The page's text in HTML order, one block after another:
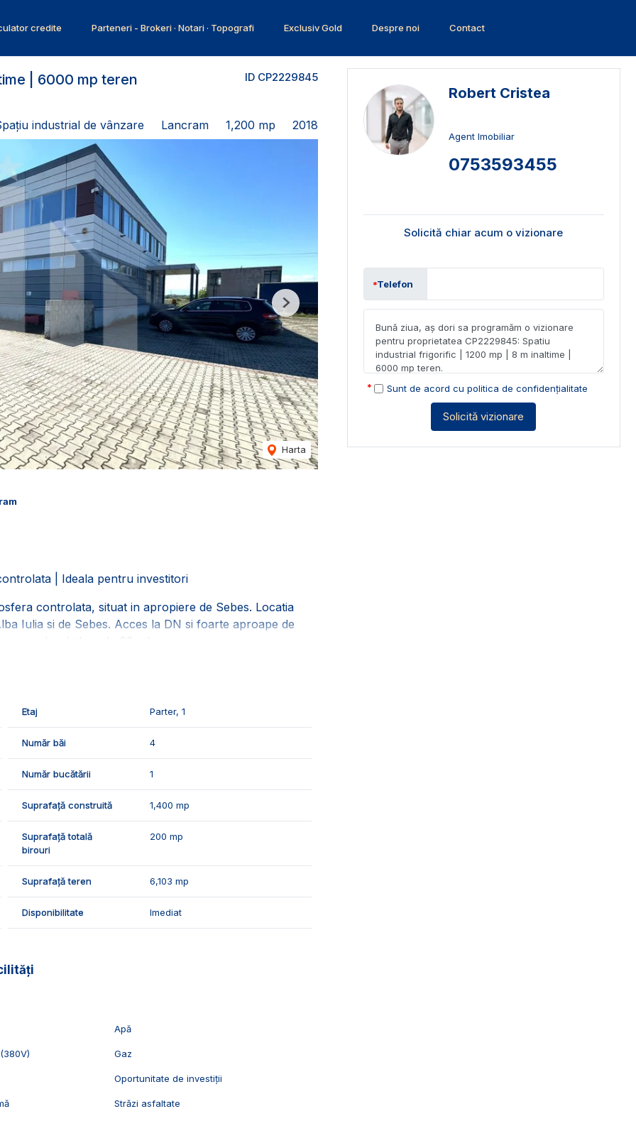
credite Parteneri - Brokeri · Notari · Topografi Exclusiv Gold Despre noi Contact
ID CP2229845
| 6000 mp teren
industrial de vânzare Lancram 1,200 mp 2018
Harta
Next
| Ideala pentru investitori
controlata, situat in apropiere de Sebes. Locatia
Iulia si de Sebes. Acces la DN si foarte aproape de
cu deschidere de 60 ml.
Curtea este complet amenajata.
de receptie generos, 2 grupuri sanitare, 2 vestiare, 1
geamurile si usile termopan, izolatia termica, iar
sunt sisteme speciale montate.
alimentar, legume fructe, farmaceutic.
suntem disponibili pentru dumneavoastra, Echipa
Etaj Parter, 1
Număr băi 4
Număr bucătării 1
Suprafață construită 1,400 mp
Suprafață totală
birouri
200 mp
Suprafață teren 6,103 mp
Disponibilitate Imediat
Apă
Gaz
Oportunitate de investiții
Străzi asfaltate
Robert Cristea
Agent Imobiliar
0753593455
Solicită chiar acum o vizionare
Telefon
Sunt de acord cu politica de confidențialitate
Solicită vizionare